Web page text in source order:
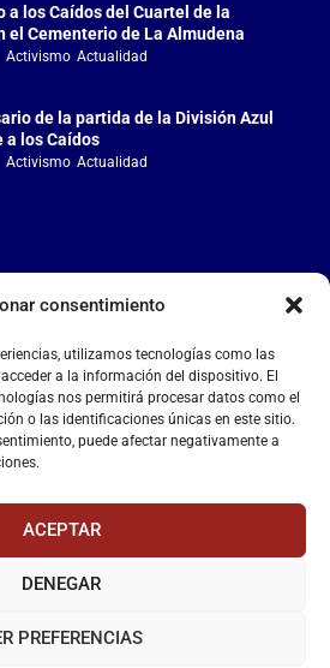
consentimiento
utilizamos tecnologías como las
a la información del dispositivo. El
nos permitirá procesar datos como el
o las identificaciones únicas en este sitio.
puede afectar negativamente a
ACEPTAR
DENEGAR
PREFERENCIAS
a los Caídos del Cuartel de la
el Cementerio de La Almudena
|Activismo,Actualidad
de la partida de la División Azul
a los Caídos
|Activismo,Actualidad